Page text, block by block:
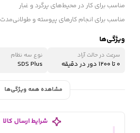
مناسب برای کار در محیط‌های پرگرد و غبار
مناسب برای انجام کارهای پیوسته و طولانی‌مدت
ویژگی‌ها
سرعت در حالت آزاد
۰ تا ۱۲۰۰ دور در دقیقه
نوع سه نظام
SDS Plus
مشاهده همه ویژگی‌ها
شرایط ارسال کالا